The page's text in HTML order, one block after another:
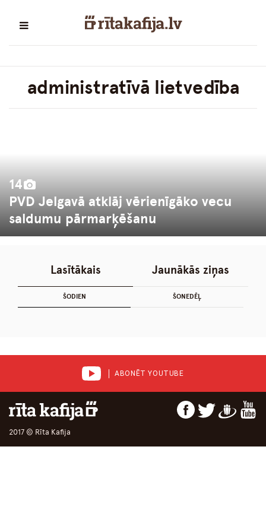
administratīvā lietvedība
14
PVD Jelgavā atklāj vērienīgāko vecu
saldumu pārmarķēšanu
Lasītākais
ŠODIEN ŠONEDĒĻ
Jaunākās ziņas
ABONĒT YOUTUBE
2017 © Rīta Kafija